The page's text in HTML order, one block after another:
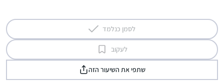
לסמן כנלמד
לעקוב
שתפי את השיעור הזה